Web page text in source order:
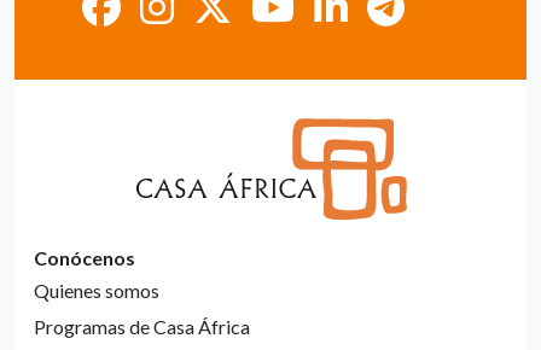
Conócenos
Quienes somos
Programas de Casa África